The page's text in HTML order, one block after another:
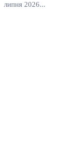
липня 2026...